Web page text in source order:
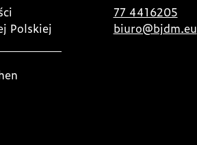
Polskiej
77 4416205
biuro@bjdm.eu